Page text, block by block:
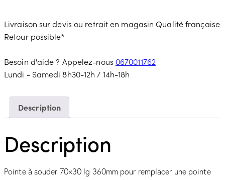
Livraison sur devis ou retrait en magasin Qualité française
Retour possible*
Besoin d'aide ? Appelez-nous 0670011762
Lundi - Samedi 8h30-12h / 14h-18h
Description
Description
Pointe à souder 70×30 lg 360mm pour remplacer une pointe